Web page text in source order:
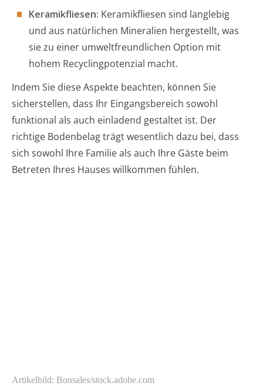
Keramikfliesen: Keramikfliesen sind langlebig
und aus natürlichen Mineralien hergestellt, was
sie zu einer umweltfreundlichen Option mit
hohem Recyclingpotenzial macht.
Indem Sie diese Aspekte beachten, können Sie
sicherstellen, dass Ihr Eingangsbereich sowohl
funktional als auch einladend gestaltet ist. Der
richtige Bodenbelag trägt wesentlich dazu bei, dass
sich sowohl Ihre Familie als auch Ihre Gäste beim
Betreten Ihres Hauses willkommen fühlen.
Artikelbild: Bonsales/stock.adobe.com